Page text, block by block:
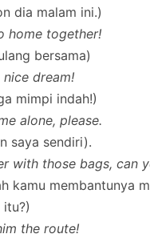
dia malam ini.)
home together!
bersama)
nice dream!
mimpi indah!)
alone, please.
saya sendiri).
with those bags, can
kamu membantunya
the route!